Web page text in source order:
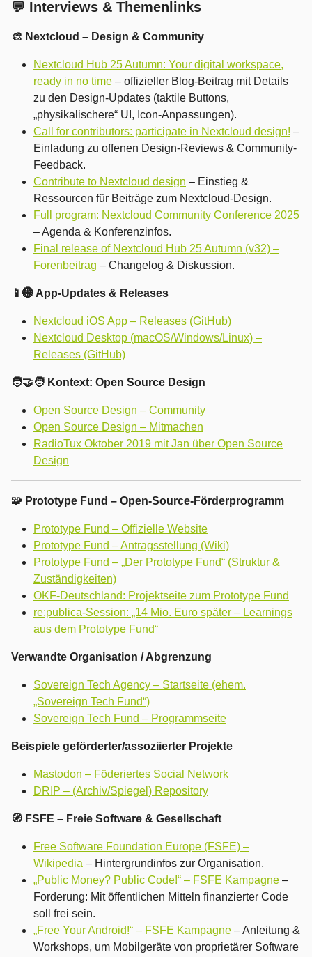
💬 Interviews & Themenlinks
🎨 Nextcloud – Design & Community
Nextcloud Hub 25 Autumn: Your digital workspace,
ready in no time – offizieller Blog-Beitrag mit Details
zu den Design-Updates (taktile Buttons,
„physikalischere“ UI, Icon-Anpassungen).
Call for contributors: participate in Nextcloud design! –
Einladung zu offenen Design-Reviews & Community-
Feedback.
Contribute to Nextcloud design – Einstieg &
Ressourcen für Beiträge zum Nextcloud-Design.
Full program: Nextcloud Community Conference 2025
– Agenda & Konferenzinfos.
Final release of Nextcloud Hub 25 Autumn (v32) –
Forenbeitrag – Changelog & Diskussion.
📱🌐 App-Updates & Releases
Nextcloud iOS App – Releases (GitHub)
Nextcloud Desktop (macOS/Windows/Linux) –
Releases (GitHub)
🧑‍🤝‍🧑 Kontext: Open Source Design
Open Source Design – Community
Open Source Design – Mitmachen
RadioTux Oktober 2019 mit Jan über Open Source
Design
🧩 Prototype Fund – Open-Source-Förderprogramm
Prototype Fund – Offizielle Website
Prototype Fund – Antragsstellung (Wiki)
Prototype Fund – „Der Prototype Fund“ (Struktur &
Zuständigkeiten)
OKF-Deutschland: Projektseite zum Prototype Fund
re:publica-Session: „14 Mio. Euro später – Learnings
aus dem Prototype Fund“
Verwandte Organisation / Abgrenzung
Sovereign Tech Agency – Startseite (ehem.
„Sovereign Tech Fund“)
Sovereign Tech Fund – Programmseite
Beispiele geförderter/assoziierter Projekte
Mastodon – Föderiertes Social Network
DRIP – (Archiv/Spiegel) Repository
🧭 FSFE – Freie Software & Gesellschaft
Free Software Foundation Europe (FSFE) –
Wikipedia – Hintergrundinfos zur Organisation.
„Public Money? Public Code!“ – FSFE Kampagne –
Forderung: Mit öffentlichen Mitteln finanzierter Code
soll frei sein.
„Free Your Android!“ – FSFE Kampagne – Anleitung &
Workshops, um Mobilgeräte von proprietärer Software